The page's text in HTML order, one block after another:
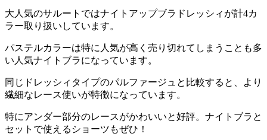
大人気のサルートではナイトアップブラドレッシィが計4カ
ラー取り扱いしています。
パステルカラーは特に人気が高く売り切れてしまうことも多
い人気ナイトブラになっています。
同じドレッシィタイプのパルファージュと比較すると、
より
繊細なレース使いが特徴になっています。
特にアンダー部分のレースがかわいいと好評。ナイトブラと
セットで使えるショーツもぜひ！